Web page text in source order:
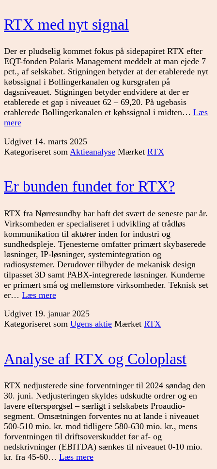
RTX med nyt signal
Der er pludselig kommet fokus på sidepapiret RTX efter
EQT-fonden Polaris Management meddelt at man ejede 7
pct., af selskabet. Stigningen betyder at der etablerede nyt
købssignal i Bollingerkanalen og kursgrafen på
dagsniveauet. Stigningen betyder endvidere at der er
etablerede et gap i niveauet 62 – 69,20. På ugebasis
etablerede Bollingerkanalen et købssignal i midten… Læs
mereRTX
nyt
signal
Udgivet 14. marts 2025
Kategoriseret som Aktieanalyse Mærket RTX
Er bunden fundet for RTX?
RTX fra Nørresundby har haft det svært de seneste par år.
Virksomheden er specialiseret i udvikling af trådløs
kommunikation til aktører inden for industri og
sundhedspleje. Tjenesterne omfatter primært skybaserede
løsninger, IP-løsninger, systemintegration og
radiosystemer. Derudover tilbyder de mekanisk design
tilpasset 3D samt PABX-integrerede løsninger. Kunderne
er primært små og mellemstore virksomheder. Teknisk set
er… Læs mereEr
fundet
for
Udgivet 19. januar 2025
Kategoriseret som Ugens aktie Mærket RTX
Analyse af RTX og Coloplast
RTX nedjusterede sine forventninger til 2024 søndag den
30. juni. Nedjusteringen skyldes udskudte ordrer og en
lavere efterspørgsel – særligt i selskabets Proaudio-
segment. Omsætningen forventes nu at lande i niveauet
500-510 mio. kr. mod tidligere 580-630 mio. kr., mens
forventningen til driftsoverskuddet før af- og
nedskrivninger (EBITDA) sænkes til niveauet 0-10 mio.
kr. fra 45-60… Læs mereAnalyse